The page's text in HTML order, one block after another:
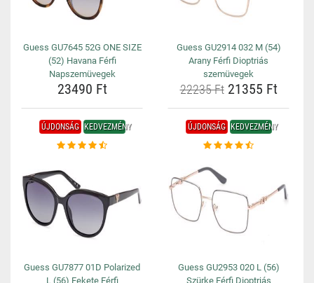
Guess GU7645 52G ONE SIZE
(52) Havana Férfi
Napszemüvegek
23490 Ft
Guess GU2914 032 M (54)
Arany Férfi Dioptriás
szemüvegek
22235 Ft21355 Ft
ÚJDONSÁG KEDVEZMÉNY
Guess GU7877 01D Polarized
L (56) Fekete Férfi
ÚJDONSÁG KEDVEZMÉNY
Guess GU2953 020 L (56)
Szürke Férfi Dioptriás